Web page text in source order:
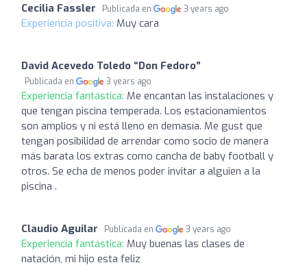
Cecilia Fassler Publicada en 3 years ago
Experiencia positiva: Muy cara
David Acevedo Toledo “Don Fedoro”
Publicada en 3 years ago
Experiencia fantástica: Me encantan las instalaciones y
que tengan piscina temperada. Los estacionamientos
son amplios y ni está lleno en demasía. Me gust que
tengan posibilidad de arrendar como socio de manera
más barata los extras como cancha de baby football y
otros. Se echa de menos poder invitar a alguien a la
piscina .
Claudio Aguilar Publicada en 3 years ago
Experiencia fantástica: Muy buenas las clases de
natación, mi hijo esta feliz